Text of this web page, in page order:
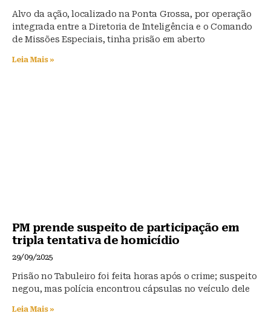
Alvo da ação, localizado na Ponta Grossa, por operação
integrada entre a Diretoria de Inteligência e o Comando
de Missões Especiais, tinha prisão em aberto
Leia Mais »
PM prende suspeito de participação em
tripla tentativa de homicídio
29/09/2025
Prisão no Tabuleiro foi feita horas após o crime; suspeito
negou, mas polícia encontrou cápsulas no veículo dele
Leia Mais »